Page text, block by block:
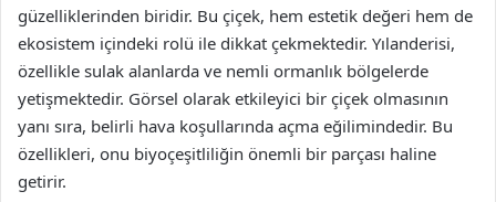
güzelliklerinden biridir. Bu çiçek, hem estetik değeri hem de
ekosistem içindeki rolü ile dikkat çekmektedir. Yılanderisi,
özellikle sulak alanlarda ve nemli ormanlık bölgelerde
yetişmektedir. Görsel olarak etkileyici bir çiçek olmasının
yanı sıra, belirli hava koşullarında açma eğilimindedir. Bu
özellikleri, onu biyoçeşitliliğin önemli bir parçası haline
getirir.